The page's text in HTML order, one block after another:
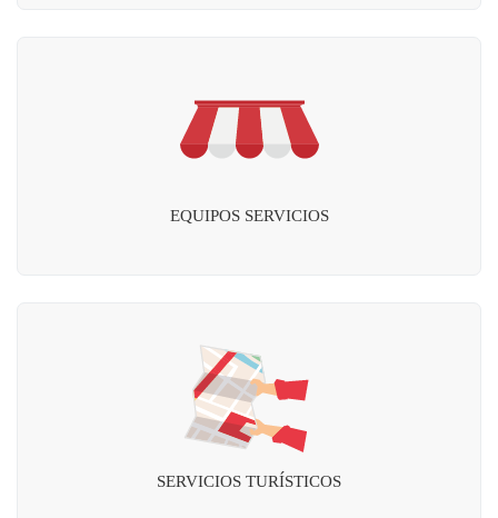
EQUIPOS SERVICIOS
SERVICIOS TURÍSTICOS